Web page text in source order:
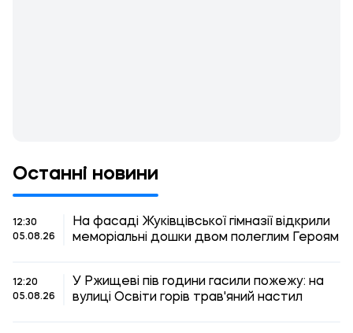
Останні новини
12:30
05.08.26
На фасаді Жуківцівської гімназії відкрили
меморіальні дошки двом полеглим Героям
12:20
05.08.26
У Ржищеві пів години гасили пожежу: на
вулиці Освіти горів трав'яний настил